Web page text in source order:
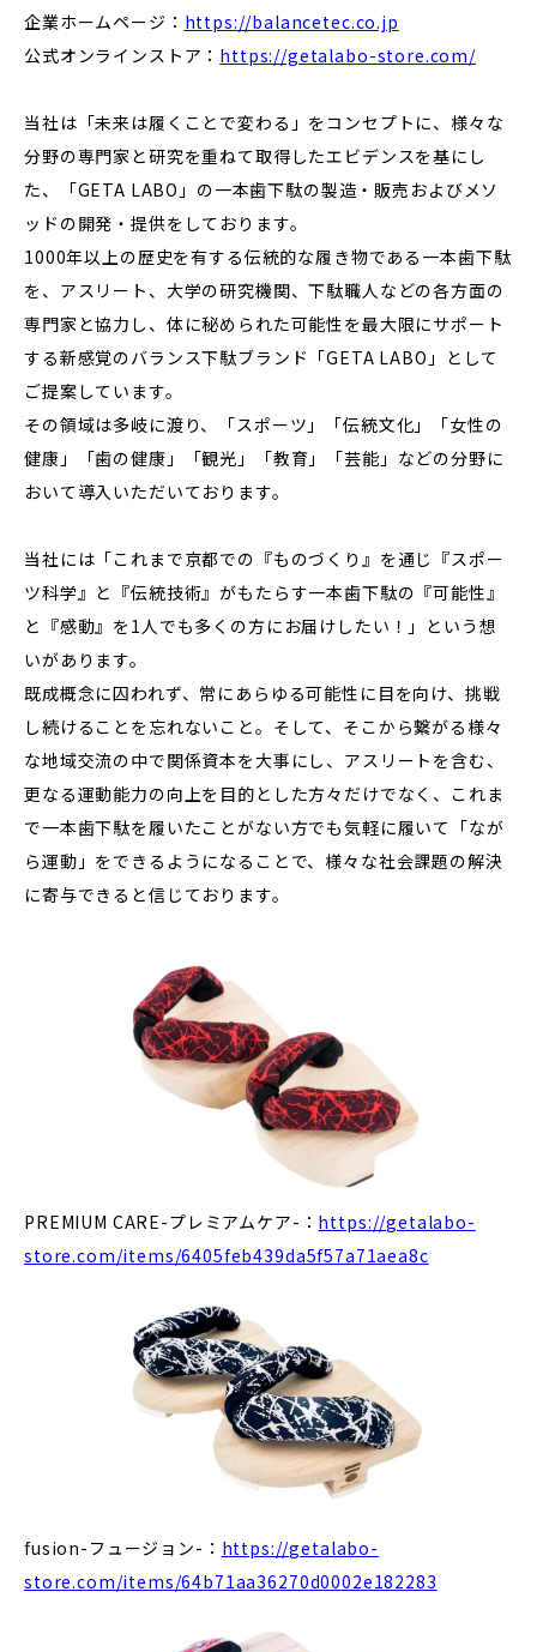
企業ホームページ： https://balancetec.co.jp
公式オンラインストア： https://getalabo-store.com/
当社は「未来は履くことで変わる」をコンセプトに、様々な
分野の専門家と研究を重ねて取得したエビデンスを基にし
た、「GETA LABO」の一本歯下駄の製造・販売およびメソ
ッドの開発・提供をしております。
1000年以上の歴史を有する伝統的な履き物である一本歯下駄
を、アスリート、大学の研究機関、下駄職人などの各方面の
専門家と協力し、体に秘められた可能性を最大限にサポート
する新感覚のバランス下駄ブランド「GETA LABO」として
ご提案しています。
その領域は多岐に渡り、「スポーツ」「伝統文化」「女性の
健康」「歯の健康」「観光」「教育」「芸能」などの分野に
おいて導入いただいております。
当社には「これまで京都での『ものづくり』を通じ『スポー
ツ科学』と『伝統技術』がもたらす一本歯下駄の『可能性』
と『感動』を1人でも多くの方にお届けしたい！」という想
いがあります。
既成概念に囚われず、常にあらゆる可能性に目を向け、挑戦
し続けることを忘れないこと。そして、そこから繋がる様々
な地域交流の中で関係資本を大事にし、アスリートを含む、
更なる運動能力の向上を目的とした方々だけでなく、これま
で一本歯下駄を履いたことがない方でも気軽に履いて「なが
ら運動」をできるようになることで、様々な社会課題の解決
に寄与できると信じております。
PREMIUM CARE-プレミアムケア-： https://getalabo-
store.com/items/6405feb439da5f57a71aea8c
fusion-フュージョン-： https://getalabo-
store.com/items/64b71aa36270d0002e182283